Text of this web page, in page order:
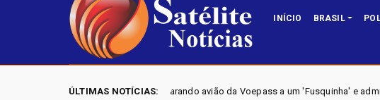
INÍCIO BRASIL
ÚLTIMAS NOTÍCIAS:
piloto comparando avião da Voepass a um 'Fusquinha' e admitindo falha no